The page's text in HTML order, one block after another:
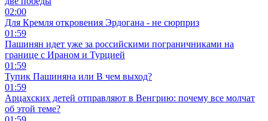
02:00
Для Кремля откровения Эрдогана - не сюрприз
01:59
Пашинян идет уже за российскими пограничниками на
границе с Ираном и Турцией
01:59
Тупик Пашиняна или В чем выход?
01:59
Арцахских детей отправляют в Венгрию: почему все молчат
об этой теме?